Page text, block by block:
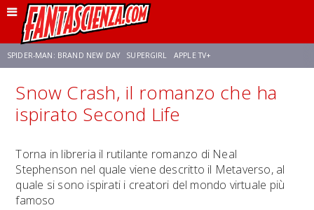
SPIDER-MAN: BRAND NEW DAY SUPERGIRL APPLE TV+
FRANCO RICCIARDIELLO ZENDAYA STAR TREK AVENGERS: DOOMSDAY
Snow Crash, il romanzo che ha
ispirato Second Life
Torna in libreria il rutilante romanzo di Neal
Stephenson nel quale viene descritto il Metaverso, al
quale si sono ispirati i creatori del mondo virtuale più
famoso